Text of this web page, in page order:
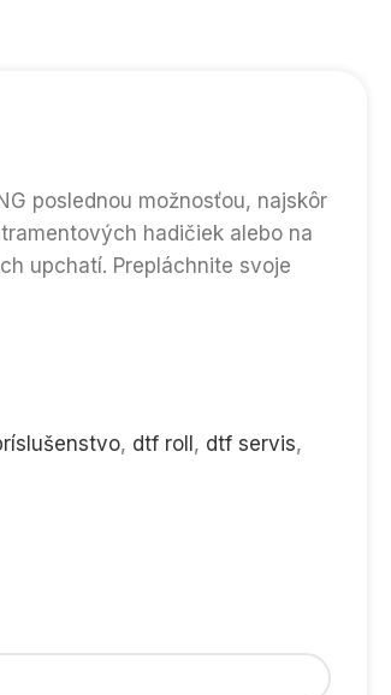
poslednou možnosťou, najskôr
hadičiek alebo na
upchatí. Prepláchnite svoje
, dtf roll, dtf servis,